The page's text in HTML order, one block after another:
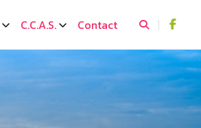
C.C.A.S. Contact